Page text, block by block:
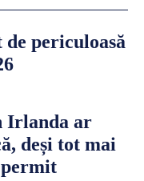
de periculoasă
Irlanda ar
deși tot mai